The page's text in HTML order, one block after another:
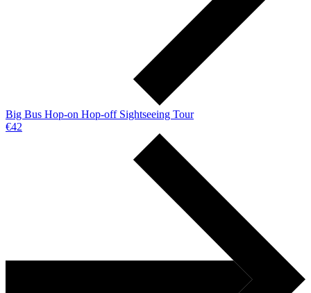
Big Bus Hop-on Hop-off Sightseeing Tour
€42